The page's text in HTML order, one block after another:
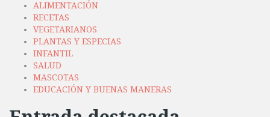
ALIMENTACIÓN
RECETAS
VEGETARIANOS
PLANTAS Y ESPECIAS
INFANTIL
SALUD
MASCOTAS
EDUCACIÓN Y BUENAS MANERAS